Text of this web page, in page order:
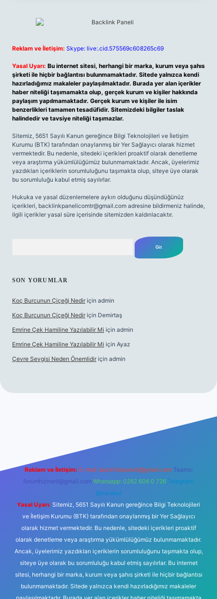
Reklam ve İletişim: Skype: live:.cid.575569c608265c69
Yasal Uyarı: Bu internet sitesi, herhangi bir marka, kurum veya şahıs
şirketi ile hiçbir bağlantısı bulunmamaktadır. Sitede yalnızca kendi
hazırladığımız makaleler paylaşılmaktadır. Burada yer alan içerikler
haber niteliği taşımamakta olup, gerçek kurum ve kişiler hakkında
paylaşım yapılmamaktadır. Gerçek kurum ve kişiler ile isim
benzerlikleri tamamen tesadüfidir. Sitemizdeki bilgiler taslak
halindedir ve tavsiye niteliği taşımazlar.
Sitemiz, 5651 Sayılı Kanun gereğince Bilgi Teknolojileri ve İletişim
Kurumu (BTK) tarafından onaylanmış bir Yer Sağlayıcı olarak hizmet
vermektedir. Bu nedenle, sitedeki içerikleri proaktif olarak denetleme
veya araştırma yükümlülüğümüz bulunmamaktadır. Ancak, üyelerimiz
yazdıkları içeriklerin sorumluluğunu taşımakta olup, siteye üye olarak
bu sorumluluğu kabul etmiş sayılırlar.
Hukuka ve yasal düzenlemelere aykırı olduğunu düşündüğünüz
içerikleri, backlinkpanelicomtr@gmail.com adresine bildirmeniz halinde,
ilgili içerikler yasal süre içerisinde sitemizden kaldırılacaktır.
SON YORUMLAR
Koç Burcunun Çiçeği Nedir için admin
Koç Burcunun Çiçeği Nedir için Demirtaş
Emrine Çek Hamiline Yazılabilir Mi için admin
Emrine Çek Hamiline Yazılabilir Mi için Ayaz
Çevre Sevgisi Neden Önemlidir için admin
Reklam ve İletişim: E-mail: backlinkpaneli@gmail.com Teams:
forumhizmeti@gmail.com Whatsapp: 0262 606 0 726 Telegram:
@karabul
Yasal Uyarı: Sitemiz, 5651 Sayılı Kanun gereğince Bilgi Teknolojileri
ve İletişim Kurumu (BTK) tarafından onaylanmış bir Yer Sağlayıcı
olarak hizmet vermektedir. Bu nedenle, sitedeki içerikleri proaktif
olarak denetleme veya araştırma yükümlülüğümüz bulunmamaktadır.
Ancak, üyelerimiz yazdıkları içeriklerin sorumluluğunu taşımakta olup,
siteye üye olarak bu sorumluluğu kabul etmiş sayılırlar. Bu internet
sitesi, herhangi bir marka, kurum veya şahıs şirketi ile hiçbir bağlantısı
bulunmamaktadır. Sitede yalnızca kendi hazırladığımız makaleler